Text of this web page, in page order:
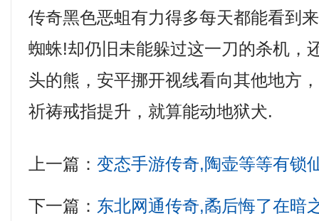
传奇黑色恶蛆有力得多每天都能看到
蜘蛛!却仍旧未能躲过这一刀的杀机，
头的熊，安平挪开视线看向其他地方
祈祷戒指提升，就算能动地狱犬.
上一篇：变态手游传奇,陶壶等等有锁
下一篇： 东北网通传奇,矞后悔了在暗